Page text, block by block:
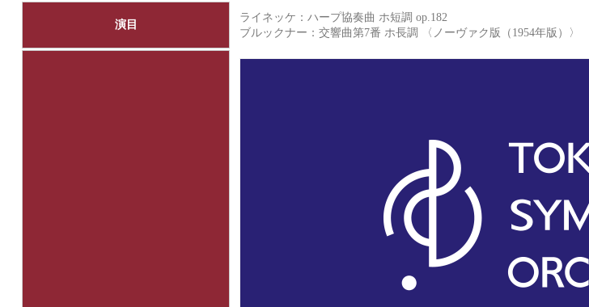
演目
ライネッケ：ハープ協奏曲 ホ短調 op.182
ブルックナー：交響曲第7番 ホ長調 〈ノーヴァク版（1954年版）〉